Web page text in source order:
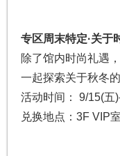
专区周末特定·关于
除了馆内时尚礼遇
一起探索关于秋冬
活动时间： 9/15(五
兑换地点：3F VIP室